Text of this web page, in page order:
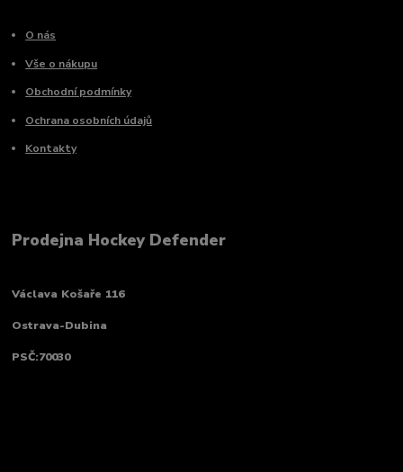
O nás
Vše o nákupu
Obchodní podmínky
Ochrana osobních údajů
Kontakty
Prodejna Hockey Defender
Václava Košaře 116
Ostrava-Dubina
PSČ:70030